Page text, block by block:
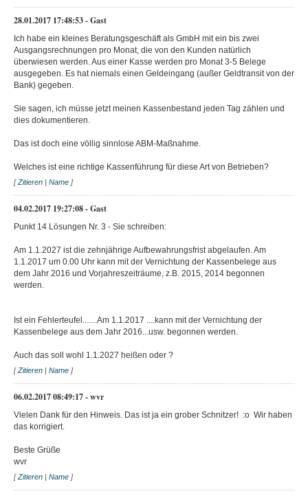
28.01.2017 17:48:53 - Gast
Ich habe ein kleines Beratungsgeschäft als GmbH mit ein bis zwei
Ausgangsrechnungen pro Monat, die von den Kunden natürlich
überwiesen werden. Aus einer Kasse werden pro Monat 3-5 Belege
ausgegeben. Es hat niemals einen Geldeingang (außer Geldtransit von der
Bank) gegeben.
Sie sagen, ich müsse jetzt meinen Kassenbestand jeden Tag zählen und
dies dokumentieren.
Das ist doch eine völlig sinnlose ABM-Maßnahme.
Welches ist eine richtige Kassenführung für diese Art von Betrieben?
[Zitieren | Name ]
04.02.2017 19:27:08 - Gast
Punkt 14 Lösungen Nr. 3 - Sie schreiben:
Am 1.1.2027 ist die zehnjährige Aufbewahrungsfrist abgelaufen. Am
1.1.2017 um 0.00 Uhr kann mit der Vernichtung der Kassenbelege aus
dem Jahr 2016 und Vorjahreszeiträume, z.B. 2015, 2014 begonnen
werden.
Ist ein Fehlerteufel.......Am 1.1.2017 ....kann mit der Vernichtung der
Kassenbelege aus dem Jahr 2016...usw. begonnen werden.
Auch das soll wohl 1.1.2027 heißen oder ?
[Zitieren | Name ]
06.02.2017 08:49:17 - wvr
Vielen Dank für den Hinweis. Das ist ja ein grober Schnitzer! :o Wir haben
das korrigiert.
Beste Grüße
wvr
[Zitieren | Name ]